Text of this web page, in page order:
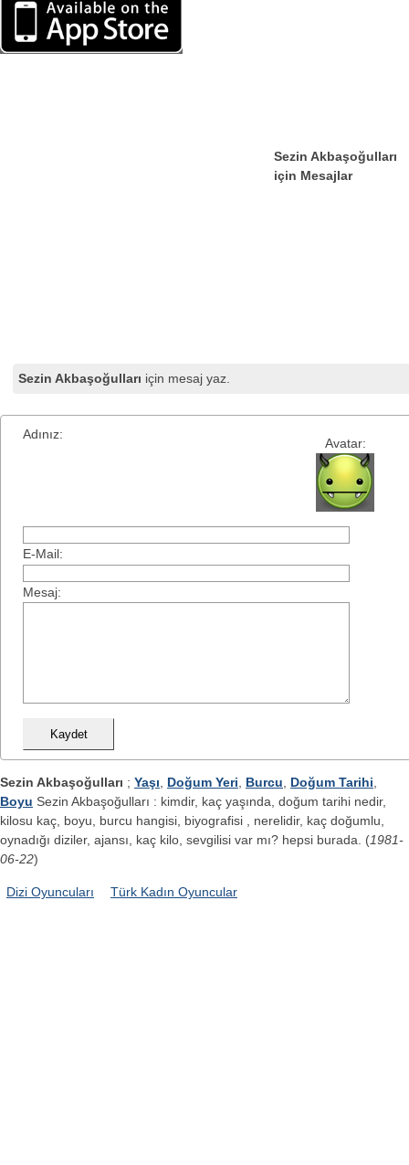
Sezin Akbaşoğulları
için Mesajlar
Sezin Akbaşoğulları için mesaj yaz.
Avatar:
Adınız:
E-Mail:
Mesaj:
Sezin Akbaşoğulları ; Yaşı Doğum Yeri Burcu Doğum Tarihi
Boyu Sezin Akbaşoğulları : kimdir, kaç yaşında, doğum tarihi nedir,
kilosu kaç, boyu, burcu hangisi, biyografisi , nerelidir, kaç doğumlu,
oynadığı diziler, ajansı, kaç kilo, sevgilisi var mı? hepsi burada. (1981-
06-22)
Dizi Oyuncuları Türk Kadın Oyuncular